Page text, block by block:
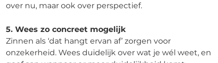
over nu, maar ook over perspectief.
5. Wees zo concreet mogelijk
Zinnen als ‘dat hangt ervan af’ zorgen voor
onzekerheid. Wees duidelijk over wat je wél weet, en